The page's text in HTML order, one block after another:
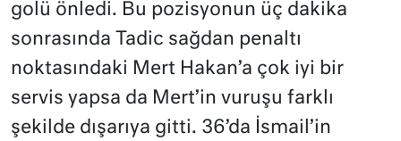
golü önledi. Bu pozisyonun üç dakika
sonrasında Tadic sağdan penaltı
noktasındaki Mert Hakan’a çok iyi bir
servis yapsa da Mert’in vuruşu farklı
şekilde dışarıya gitti. 36’da İsmail’in